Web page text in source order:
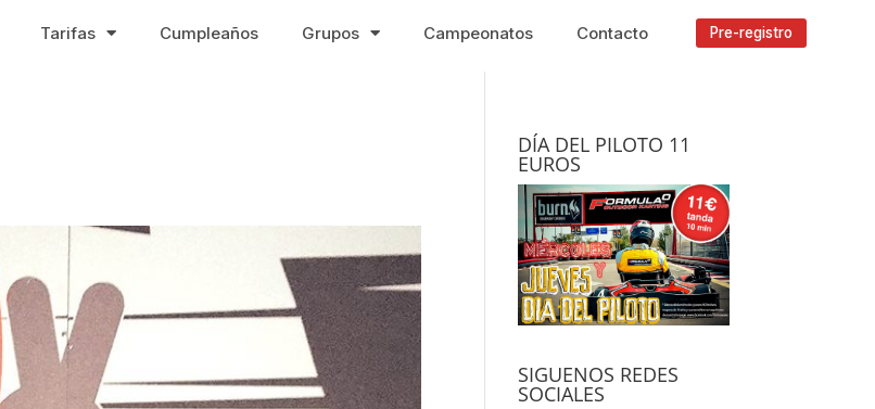
Tarifas Cumpleaños Grupos Campeonatos Contacto Pre-registro
DÍA DEL PILOTO 11
EUROS
SIGUENOS REDES
SOCIALES